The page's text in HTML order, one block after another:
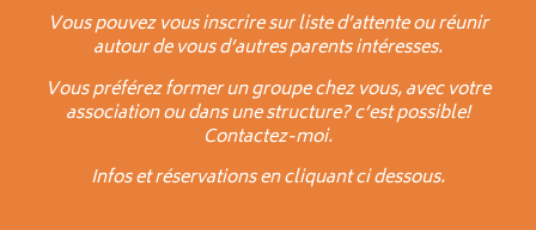
Vous pouvez vous inscrire sur liste d’attente ou réunir
autour de vous d’autres parents intéresses.
Vous préférez former un groupe chez vous, avec votre
association ou dans une structure? c’est possible!
Contactez-moi.
Infos et réservations en cliquant ci dessous.